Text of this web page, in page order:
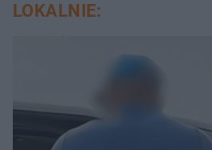
LOKALNIE: